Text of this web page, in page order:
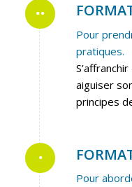
Pour
pratiques.
aiguiser
principes
Pour